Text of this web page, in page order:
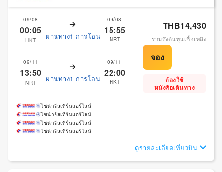
09/08
00:05
HKT ผ่านทาง1 การโอน
09/08
15:55
NRT
09/11
13:50
NRT ผ่านทาง1 การโอน
09/11
22:00
HKT
THB14,430
รวมถึงต้นทุนเชื้อเพลิง
ต้องใช้
หนังสือเดินทาง
ไชน่าอีสเทิร์นแอร์ไลน์
ไชน่าอีสเทิร์นแอร์ไลน์
ไชน่าอีสเทิร์นแอร์ไลน์
ไชน่าอีสเทิร์นแอร์ไลน์
ดูรายละเอียดเที่ยวบิน